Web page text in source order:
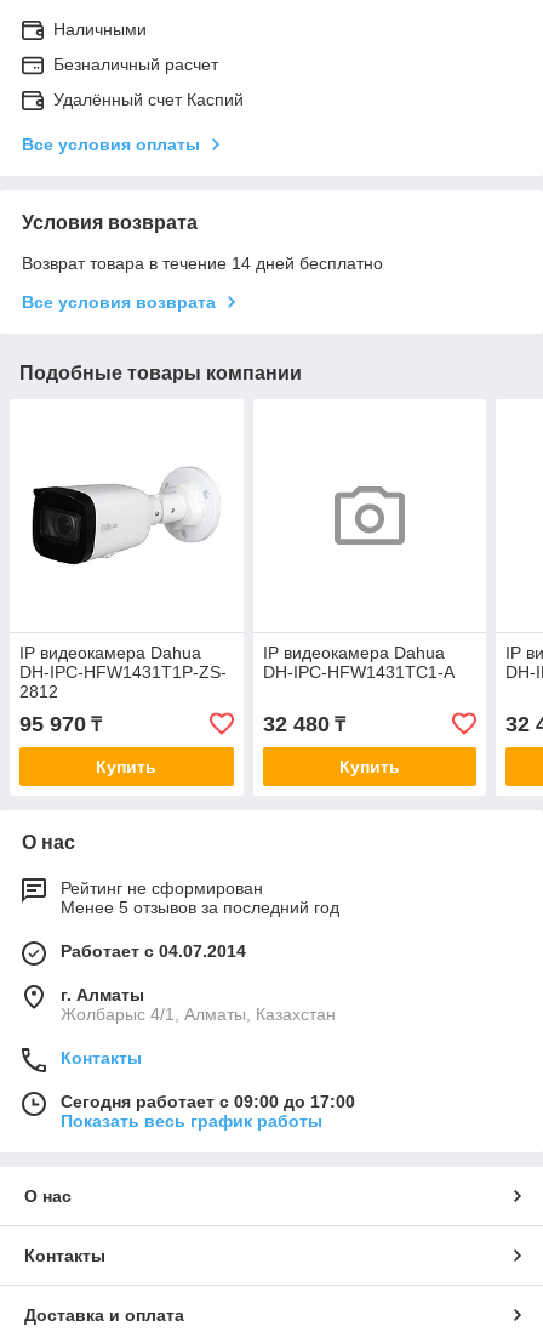
Наличными
Безналичный расчет
Удалённый счет Каспий
Все условия оплаты
Условия возврата
Возврат товара в течение 14 дней бесплатно
Все условия возврата
Подобные товары компании
IP видеокамера Dahua
DH-IPC-HFW1431T1P-ZS-
2812
95 970 ₸
Купить
IP видеокамера Dahua
DH-IPC-HFW1431TC1-A
32 480₸
Купить
IP
DH-
32
О нас
Рейтинг не сформирован
Менее 5 отзывов за последний год
Работает с 04.07.2014
г. Алматы
Жолбарыс 4/1, Алматы, Казахстан
Контакты
Сегодня работает с 09:00 до 17:00
Показать весь график работы
О нас
Контакты
Доставка и оплата